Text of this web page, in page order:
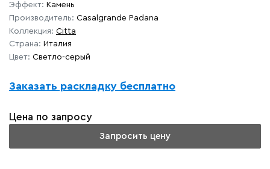
Эффект: Камень
Производитель: Casalgrande Padana
Коллекция: Citta
Страна: Италия
Цвет: Светло-серый
Заказать раскладку бесплатно
Цена по запросу
Запросить цену